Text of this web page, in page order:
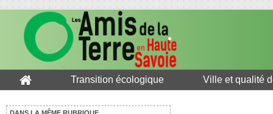
Transition écologique Ville et qualité